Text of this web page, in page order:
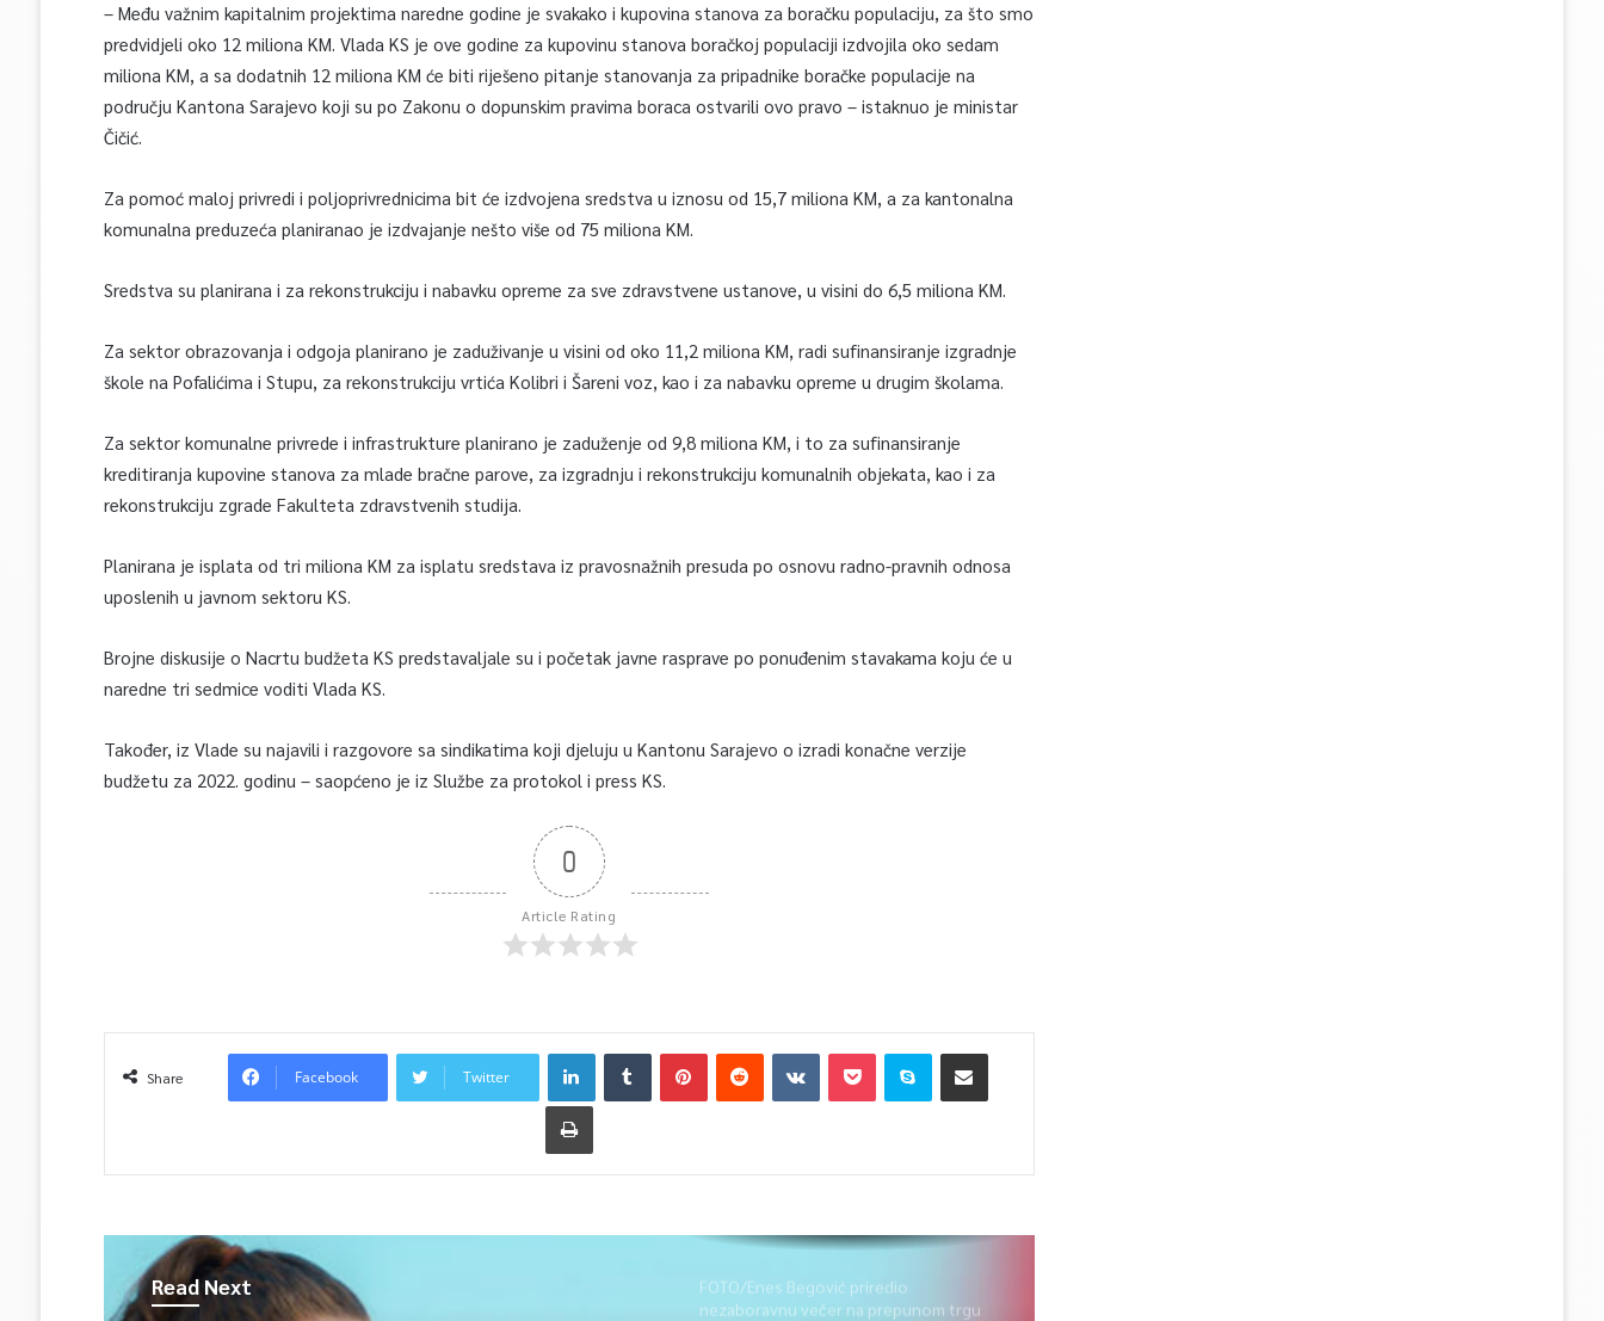
– Među važnim kapitalnim projektima naredne godine je svakako i kupovina stanova za boračku populaciju, za što smo
predvidjeli oko 12 miliona KM. Vlada KS je ove godine za kupovinu stanova boračkoj populaciji izdvojila oko sedam
miliona KM, a sa dodatnih 12 miliona KM će biti riješeno pitanje stanovanja za pripadnike boračke populacije na
području Kantona Sarajevo koji su po Zakonu o dopunskim pravima boraca ostvarili ovo pravo – istaknuo je ministar
Čičić.
Za pomoć maloj privredi i poljoprivrednicima bit će izdvojena sredstva u iznosu od 15,7 miliona KM, a za kantonalna
komunalna preduzeća planiranao je izdvajanje nešto više od 75 miliona KM.
Sredstva su planirana i za rekonstrukciju i nabavku opreme za sve zdravstvene ustanove, u visini do 6,5 miliona KM.
Za sektor obrazovanja i odgoja planirano je zaduživanje u visini od oko 11,2 miliona KM, radi sufinansiranje izgradnje
škole na Pofalićima i Stupu, za rekonstrukciju vrtića Kolibri i Šareni voz, kao i za nabavku opreme u drugim školama.
Za sektor komunalne privrede i infrastrukture planirano je zaduženje od 9,8 miliona KM, i to za sufinansiranje
kreditiranja kupovine stanova za mlade bračne parove, za izgradnju i rekonstrukciju komunalnih objekata, kao i za
rekonstrukciju zgrade Fakulteta zdravstvenih studija.
Planirana je isplata od tri miliona KM za isplatu sredstava iz pravosnažnih presuda po osnovu radno-pravnih odnosa
uposlenih u javnom sektoru KS.
Brojne diskusije o Nacrtu budžeta KS predstavaljale su i početak javne rasprave po ponuđenim stavakama koju će u
naredne tri sedmice voditi Vlada KS.
Također, iz Vlade su najavili i razgovore sa sindikatima koji djeluju u Kantonu Sarajevo o izradi konačne verzije
budžetu za 2022. godinu – saopćeno je iz Službe za protokol i press KS.
0
Article Rating
Share Facebook Twitter
Read Next
FOTO/Enes Begović priredio
nezaboravnu večer na prepunom trgu